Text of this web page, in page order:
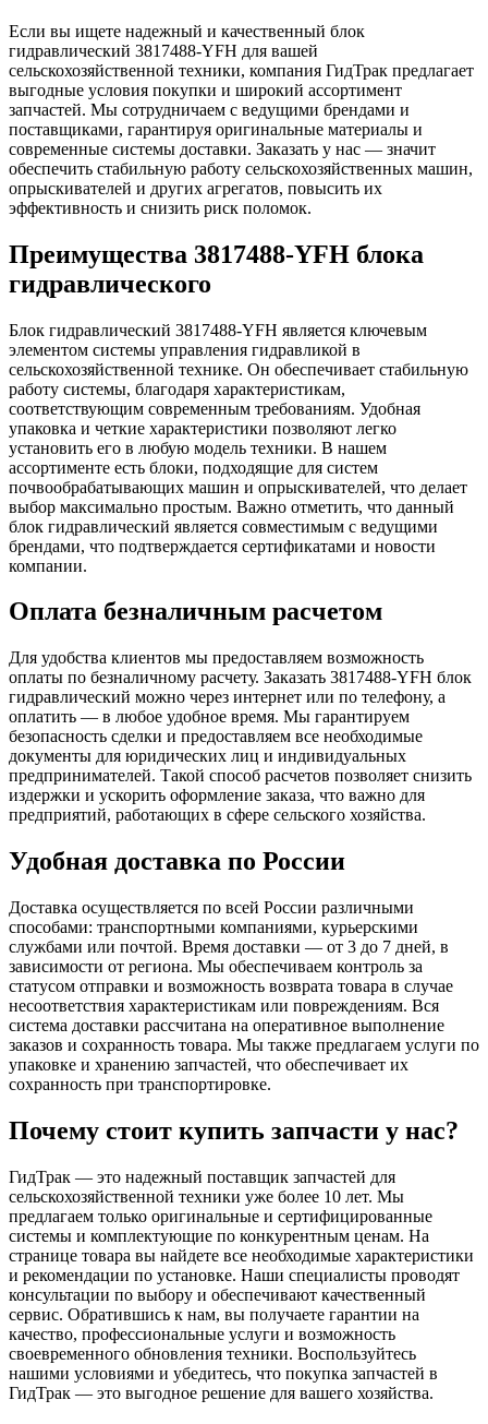
Если вы ищете надежный и качественный блок
гидравлический 3817488-YFH для вашей
сельскохозяйственной техники, компания ГидТрак предлагает
выгодные условия покупки и широкий ассортимент
запчастей. Мы сотрудничаем с ведущими брендами и
поставщиками, гарантируя оригинальные материалы и
современные системы доставки. Заказать у нас — значит
обеспечить стабильную работу сельскохозяйственных машин,
опрыскивателей и других агрегатов, повысить их
эффективность и снизить риск поломок.
Преимущества 3817488-YFH блока
гидравлического
Блок гидравлический 3817488-YFH является ключевым
элементом системы управления гидравликой в
сельскохозяйственной технике. Он обеспечивает стабильную
работу системы, благодаря характеристикам,
соответствующим современным требованиям. Удобная
упаковка и четкие характеристики позволяют легко
установить его в любую модель техники. В нашем
ассортименте есть блоки, подходящие для систем
почвообрабатывающих машин и опрыскивателей, что делает
выбор максимально простым. Важно отметить, что данный
блок гидравлический является совместимым с ведущими
брендами, что подтверждается сертификатами и новости
компании.
Оплата безналичным расчетом
Для удобства клиентов мы предоставляем возможность
оплаты по безналичному расчету. Заказать 3817488-YFH блок
гидравлический можно через интернет или по телефону, а
оплатить — в любое удобное время. Мы гарантируем
безопасность сделки и предоставляем все необходимые
документы для юридических лиц и индивидуальных
предпринимателей. Такой способ расчетов позволяет снизить
издержки и ускорить оформление заказа, что важно для
предприятий, работающих в сфере сельского хозяйства.
Удобная доставка по России
Доставка осуществляется по всей России различными
способами: транспортными компаниями, курьерскими
службами или почтой. Время доставки — от 3 до 7 дней, в
зависимости от региона. Мы обеспечиваем контроль за
статусом отправки и возможность возврата товара в случае
несоответствия характеристикам или повреждениям. Вся
система доставки рассчитана на оперативное выполнение
заказов и сохранность товара. Мы также предлагаем услуги по
упаковке и хранению запчастей, что обеспечивает их
сохранность при транспортировке.
Почему стоит купить запчасти у нас?
ГидТрак — это надежный поставщик запчастей для
сельскохозяйственной техники уже более 10 лет. Мы
предлагаем только оригинальные и сертифицированные
системы и комплектующие по конкурентным ценам. На
странице товара вы найдете все необходимые характеристики
и рекомендации по установке. Наши специалисты проводят
консультации по выбору и обеспечивают качественный
сервис. Обратившись к нам, вы получаете гарантии на
качество, профессиональные услуги и возможность
своевременного обновления техники. Воспользуйтесь
нашими условиями и убедитесь, что покупка запчастей в
ГидТрак — это выгодное решение для вашего хозяйства.